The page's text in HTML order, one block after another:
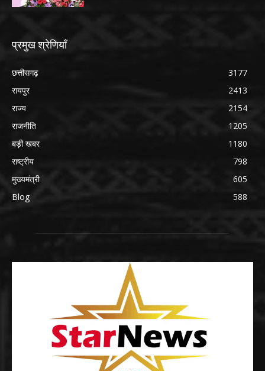
प्रमुख श्रेणियाँ
छत्तीसगढ़
3177
रायपुर
2413
राज्य
2154
राजनीति
1205
बड़ी खबर
1180
राष्ट्रीय
798
मुख्यमंत्री
605
Blog
588